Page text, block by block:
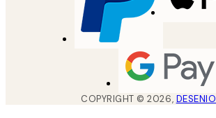
COPYRIGHT ©2026, DESENIO